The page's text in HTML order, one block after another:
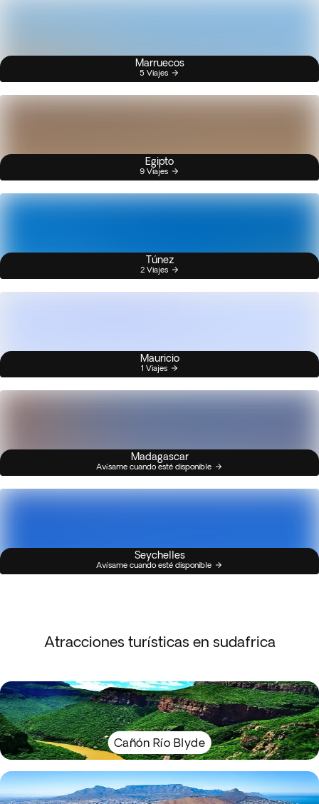
Marruecos
5 Viajes
Egipto
9 Viajes
Túnez
2 Viajes
Mauricio
1 Viajes
Madagascar
Avísame cuando esté disponible
Seychelles
Avísame cuando esté disponible
Atracciones turísticas en sudafrica
Cañón Río Blyde